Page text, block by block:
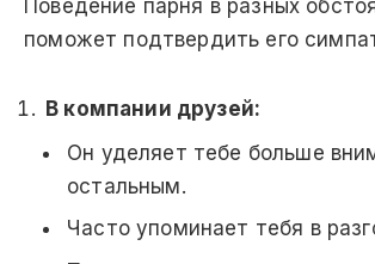
Поведение парня в разных
поможет подтвердить его
В компании друзей:
Он уделяет тебе больше
остальным.
Часто упоминает тебя в